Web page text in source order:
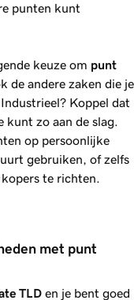
punten kunt
keuze om punt
de andere zaken die je
Koppel dat
kunt zo aan de slag.
op persoonlijke
gebruiken, of zelfs
te richten.
TLD en je bent goed